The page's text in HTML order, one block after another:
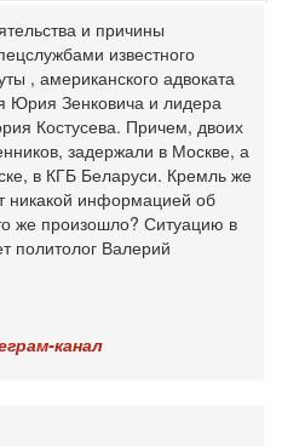
и причины
известного
‎, американского адвоката
Юрия Зенковича‎ и лидера
Костусева‎. Причем, двоих
задержали в Москве, а
в КГБ Беларуси. Кремль же
никакой информацией об
же произошло? Ситуацию в
политолог Валерий
канал